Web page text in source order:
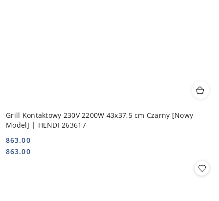
Grill Kontaktowy 230V 2200W 43x37,5 cm Czarny [Nowy
Model] | HENDI 263617
Cena:
863.00
Cena:
863.00